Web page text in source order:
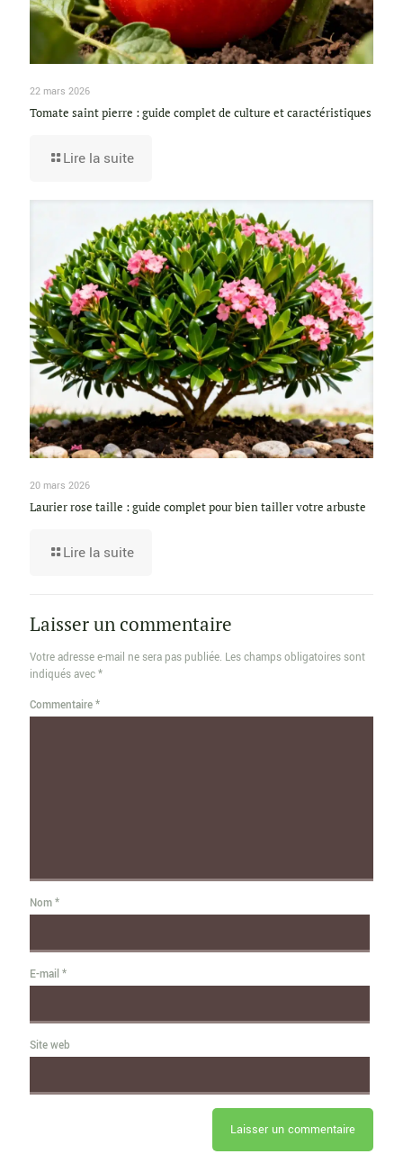
22 mars 2026
Tomate saint pierre : guide complet de culture et caractéristiques
Lire la suite
20 mars 2026
Laurier rose taille : guide complet pour bien tailler votre arbuste
Lire la suite
Laisser un commentaire
Votre adresse e-mail ne sera pas publiée. Les champs obligatoires sont
indiqués avec*
Commentaire*
Nom*
E-mail *
Site web